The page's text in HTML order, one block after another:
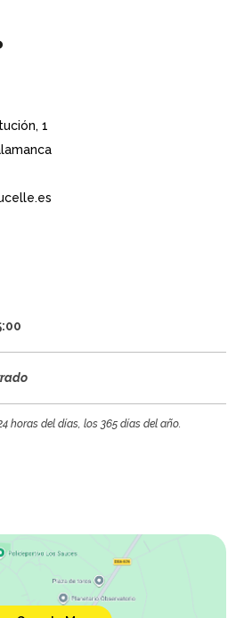
1
horas del días, los 365 días del año.